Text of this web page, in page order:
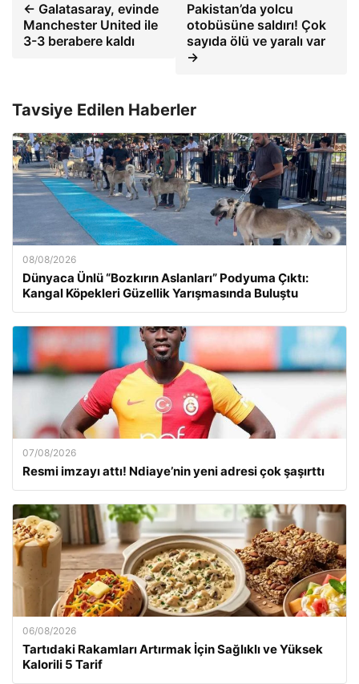
← Galatasaray, evinde
Manchester United ile
3-3 berabere kaldı
Pakistan’da yolcu
otobüsüne saldırı! Çok
sayıda ölü ve yaralı var
→
Tavsiye Edilen Haberler
08/08/2026
Dünyaca Ünlü “Bozkırın Aslanları” Podyuma Çıktı:
Kangal Köpekleri Güzellik Yarışmasında Buluştu
07/08/2026
Resmi imzayı attı! Ndiaye’nin yeni adresi çok şaşırttı
06/08/2026
Tartıdaki Rakamları Artırmak İçin Sağlıklı ve Yüksek
Kalorili 5 Tarif